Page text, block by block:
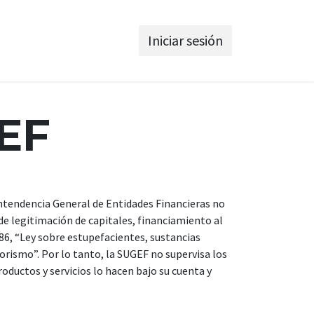
Iniciar sesión
General de Entidades Financieras no
legitimación de capitales, financiamiento al
“Ley sobre estupefacientes, sustancias
Por lo tanto, la SUGEF no supervisa los
y servicios lo hacen bajo su cuenta y